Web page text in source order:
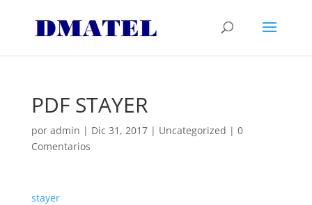
PDF STAYER
por admin | Dic 31, 2017| Uncategorized | 0
Comentarios
stayer